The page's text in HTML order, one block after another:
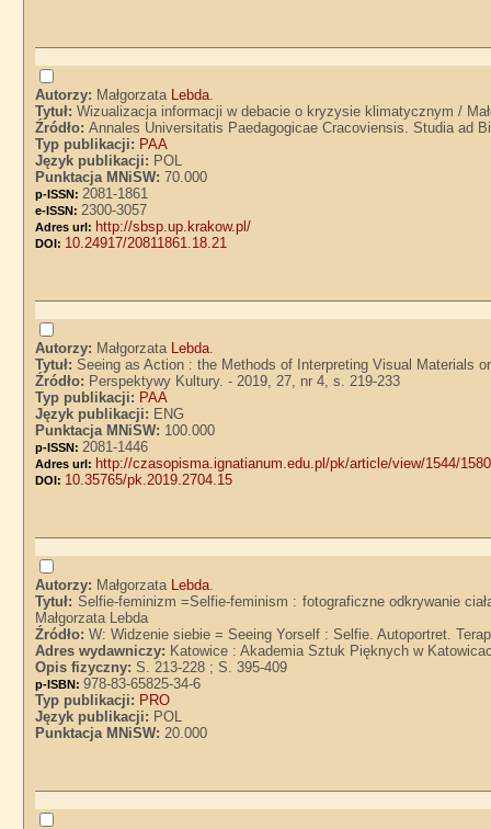
Autorzy: Małgorzata Lebda.
Tytuł:Wizualizacja informacji w debacie o kryzysie klimatycznym /
Źródło:Annales Universitatis Paedagogicae Cracoviensis. Studia ad
Typ publikacji: PAA
Język publikacji: POL
Punktacja MNiSW:70.000
p-ISSN: 2081-1861
e-ISSN: 2300-3057
Adres url: http://sbsp.up.krakow.pl/
DOI: 10.24917/20811861.18.21
Autorzy: Małgorzata Lebda.
Tytuł:Seeing as Action : the Methods of Interpreting Visual Materials
Źródło: Perspektywy Kultury. - 2019, 27, nr 4, s. 219-233
Typ publikacji: PAA
Język publikacji: ENG
Punktacja MNiSW: 100.000
p-ISSN: 2081-1446
Adres url: http://czasopisma.ignatianum.edu.pl/pk/article/view/1544/1580
DOI: 10.35765/pk.2019.2704.15
Autorzy: Małgorzata Lebda.
Tytuł: Selfie-feminizm =Selfie-feminism : fotograficzne odkrywanie
Małgorzata Lebda
Źródło:W: Widzenie siebie = Seeing Yorself : Selfie. Autoportret.
Adres wydawniczy: Katowice : Akademia Sztuk Pięknych w
Opis fizyczny:S. 213-228 ; S. 395-409
p-ISBN:978-83-65825-34-6
Typ publikacji: PRO
Język publikacji: POL
Punktacja MNiSW:20.000